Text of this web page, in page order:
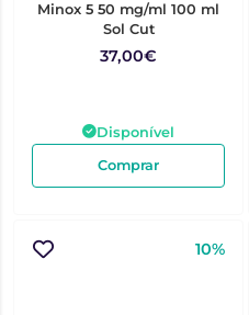
Minox 5 50 mg/ml 100 ml
Sol Cut
37,00€
Disponível
Comprar
10%